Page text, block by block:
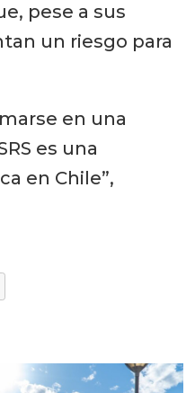
pese a sus
un riesgo para
en una
es una
en Chile”,